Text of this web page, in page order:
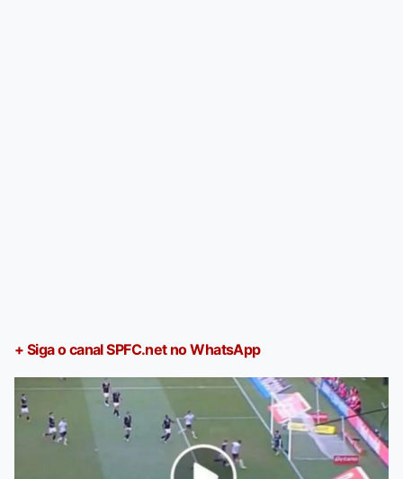
+ Siga o canal SPFC.net no WhatsApp